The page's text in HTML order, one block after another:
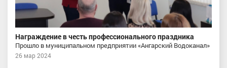
Награждение в честь профессионального праздника
Прошло в муниципальном предприятии «Ангарский Водоканал»
26 мар 2024